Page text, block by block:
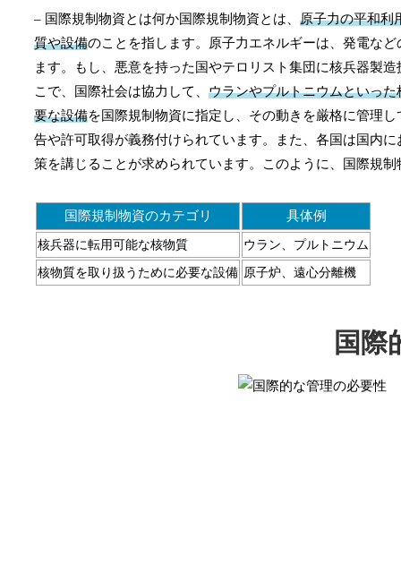
– 国際規制物資とは何か国際規制物資とは、 原子力の平和利
質や設備のことを指します。原子力エネルギーは、発電な
ます。もし、悪意を持った国やテロリスト集団に核兵器製
こで、国際社会は協力して、 ウランやプルトニウムといっ
要な設備を国際規制物資に指定し、その動きを厳格に管理
告や許可取得が義務付けられています。また、各国は国内
策を講じることが求められています。このように、国際規
国際規制物資のカテゴリ 具体例
核兵器に転用可能な核物質 ウラン、プルトニウム
核物質を取り扱うために必要な設備 原子炉、遠心分離機
国際